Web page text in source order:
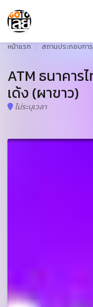
หน้าแรก สถานประกอบการ
ATM ธนาคาร
เด้ง (ผาขาว)
ไม่ระบุเวลา